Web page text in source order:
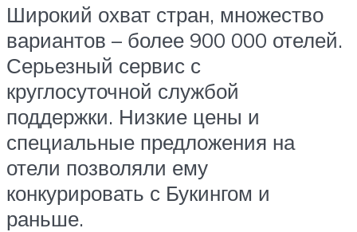
Широкий охват стран, множество
вариантов – более 900 000 отелей.
Серьезный сервис с
круглосуточной службой
поддержки. Низкие цены и
специальные предложения на
отели позволяли ему
конкурировать с Букингом и
раньше.